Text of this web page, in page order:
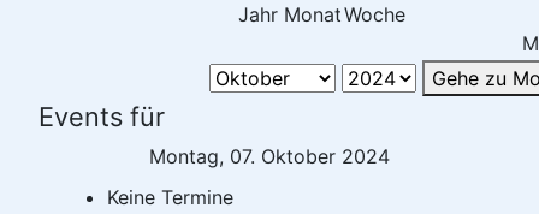
Jahr MonatWoche
Gehe zu
Events für
Montag, 07. Oktober 2024
Keine Termine